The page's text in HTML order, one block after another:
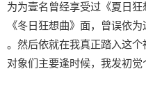
为为壹名曾经享受过《夏日
《冬日狂想曲》面，曾误依
。然后依就在我真正踏入这
对象们主要逢时候，我发初觉